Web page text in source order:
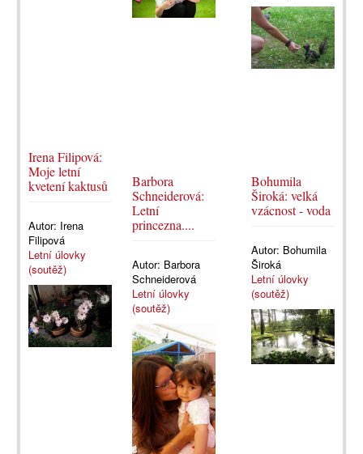
Irena Filipová:
Moje letní
kvetení kaktusů
Autor: Irena
Filipová
Letní úlovky
(soutěž)
Barbora
Schneiderová:
Letní
princezna....
Autor: Barbora
Schneiderová
Letní úlovky
(soutěž)
Bohumila
Široká: velká
vzácnost - voda
Autor: Bohumila
Široká
Letní úlovky
(soutěž)